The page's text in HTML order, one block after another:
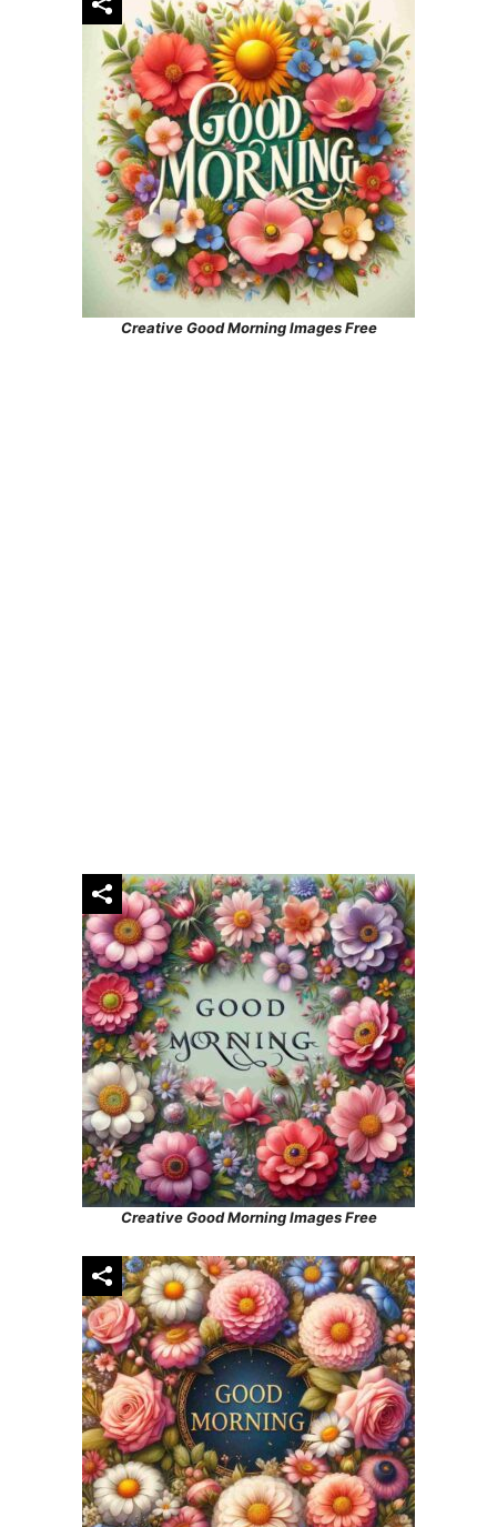
Creative Good Morning Images Free
Creative Good Morning Images Free